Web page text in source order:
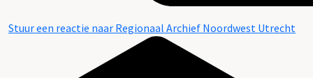
Stuur een reactie naar Regionaal Archief Noordwest Utrecht